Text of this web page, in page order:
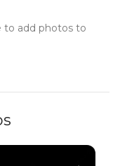
to add photos to